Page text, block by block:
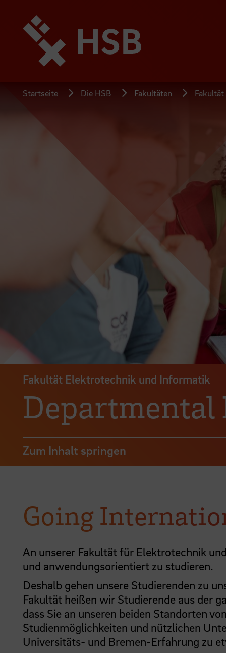
Seiteninhalt
springen
Startseite Die HSB Fakultäten
Fakultät Elektrotechnik und Informatik
Zum Inhalt springen
Going
An unserer Fakultät für Elektrotechnik
und anwendungsorientiert zu studieren.
Deshalb gehen unsere Studierenden zu
Fakultät heißen wir Studierende aus der
dass Sie an unseren beiden Standorten
Studienmöglichkeiten und nützlichen
Universitäts- und Bremen-Erfahrung zu